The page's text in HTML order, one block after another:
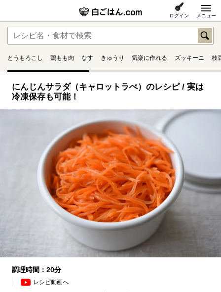
ログイン メニュー
とうもろこし 鶏もも肉 なす きゅうり 気楽に作れる ズッキーニ 枝
にんじんサラダ（キャロットラぺ）のレシピ / 実は
冷凍保存も可能！
調理時間：20分
レシピ動画へ